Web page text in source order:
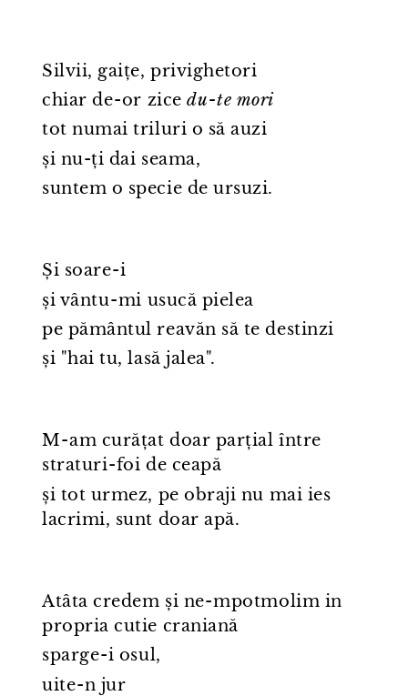
Silvii, gaițe, privighetori
chiar de⁠-⁠or zicedu⁠-⁠te mori
tot numai triluri o să auzi
și nu-ți dai seama,
suntem o specie de ursuzi.
Și soare⁠-⁠i
și vântu⁠-⁠mi usucă pielea
pe pământul reavăn să te destinzi
și "hai tu, lasă jalea".
M⁠-⁠am curățat doar parțial între
straturi⁠-⁠foi de ceapă
și tot urmez, pe obraji nu mai ies
lacrimi, sunt doar apă.
Atâta credem și ne⁠-⁠mpotmolim in
propria cutie craniană
sparge⁠-⁠i osul,
uite⁠-⁠n jur